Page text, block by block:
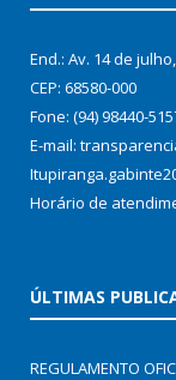
End.: Av. 14 de
CEP: 68580-000
Fone: (94) 98440-
E-mail:
Horário de
ÚLTIMAS
REGULAMENTO